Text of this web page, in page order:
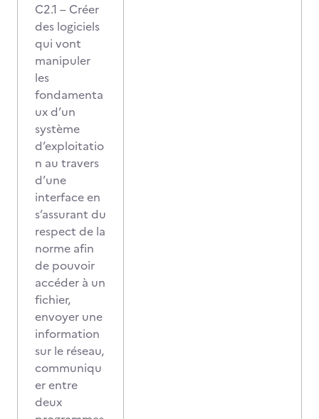
C2.1 – Créer
des logiciels
qui vont
manipuler
les
fondamenta
ux d’un
système
d’exploitatio
n au travers
d’une
interface en
s’assurant du
respect de la
norme afin
de pouvoir
accéder à un
fichier,
envoyer une
information
sur le réseau,
communiqu
er entre
deux